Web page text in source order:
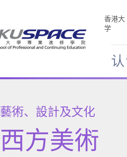
香港大
学
藝術、設計及文化
西方美術